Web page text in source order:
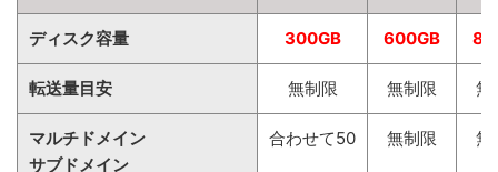
ディスク容量 300GB 600GB
転送量目安 無制限 無制限 無
マルチドメイン
サブドメイン
合わせて50 無制限 無